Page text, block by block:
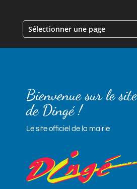
Sélectionner une page
Bienvenue sur le
de Dingé !
Le site officiel de la mairie